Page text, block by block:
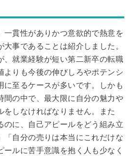
一貫性がありかつ意欲的で熱意を
事であることは紹介しました。
、就業経験が短い第二新卒の転職
よりも今後の伸びしろやポテンシ
に至るケースが多いです。しかも
間の中で、最大限に自分の魅力や
をしなければなりません。また
のに、自己アピールをどう組み立
「自分の売りは本当にこれだけな
ールに苦手意識を抱く人も少なく